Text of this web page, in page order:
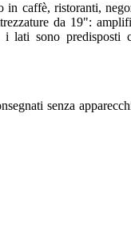
caffè, ristoranti,
da 19":
lati sono predisposti
senza